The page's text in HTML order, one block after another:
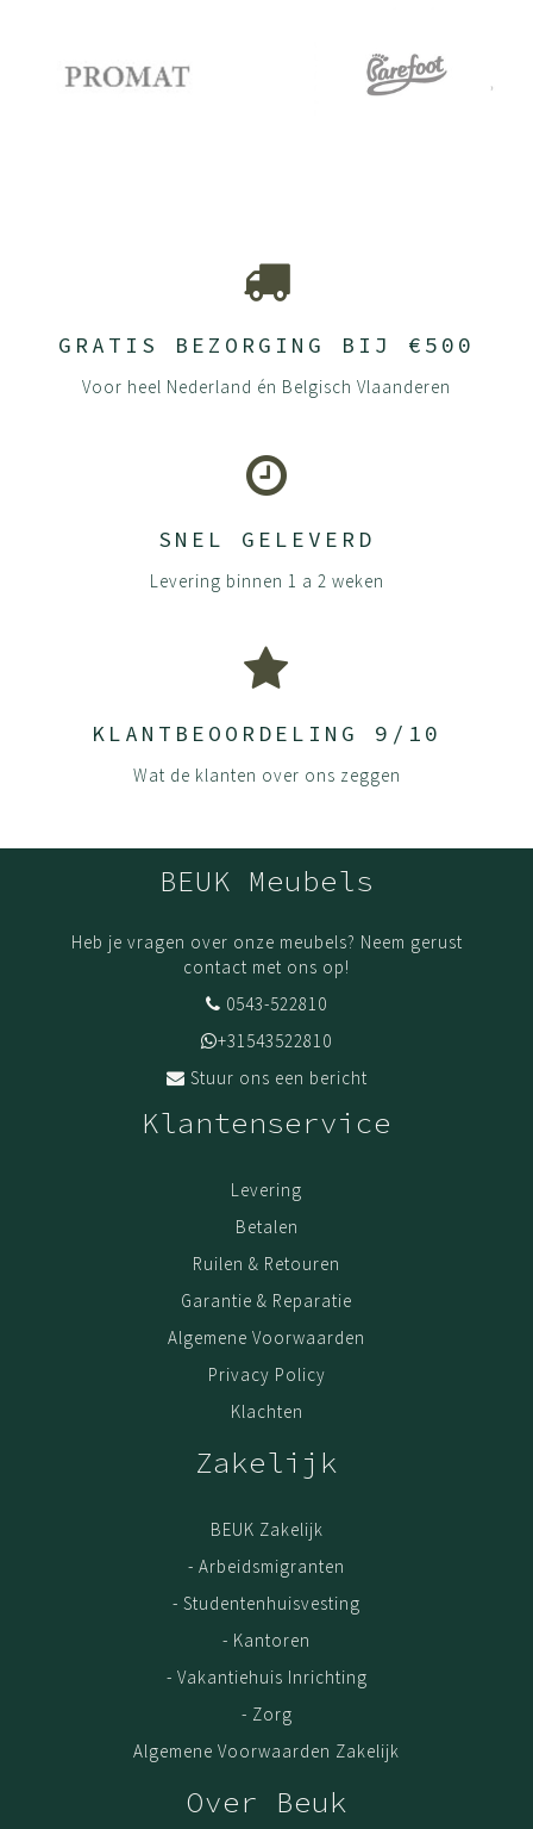
GRATIS BEZORGING BIJ €500
Voor heel Nederland én Belgisch Vlaanderen
SNEL GELEVERD
Levering binnen 1 a 2 weken
KLANTBEOORDELING 9/10
Wat de klanten over ons zeggen
BEUK Meubels
Heb je vragen over onze meubels? Neem gerust
contact met ons op!
0543-522810
+31543522810
Stuur ons een bericht
Klantenservice
Levering
Betalen
Ruilen & Retouren
Garantie & Reparatie
Algemene Voorwaarden
Privacy Policy
Klachten
Zakelijk
BEUK Zakelijk
- Arbeidsmigranten
- Studentenhuisvesting
- Kantoren
- Vakantiehuis Inrichting
- Zorg
Algemene Voorwaarden Zakelijk
Over Beuk